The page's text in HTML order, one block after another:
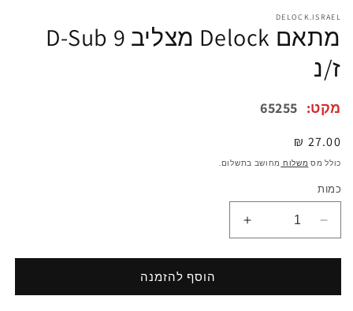
DELOCK.ISRAEL
מתאם Delock מצליב D-Sub 9
ז/נ
מקט: 65255
מחיר
רגיל
27.00 ₪
כולל מס משלוח מחושב בתשלום.
כמות
הפחתת
כמות
ל
Delock
הגדלת
כמות
ל
מתאם
Delock
הוסף להזמנה